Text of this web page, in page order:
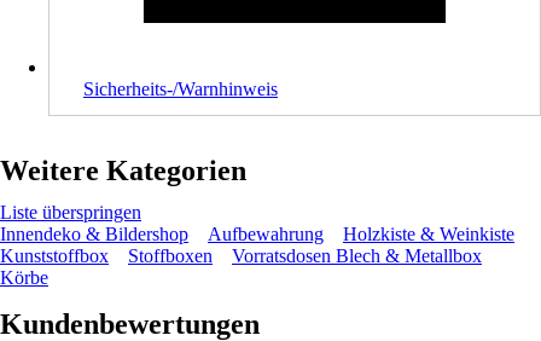
Sicherheits-/Warnhinweis
Weitere Kategorien
Liste überspringen
Innendeko & Bildershop
Aufbewahrung
Holzkiste & Weinkiste
Kunststoffbox
Stoffboxen
Vorratsdosen Blech & Metallbox
Körbe
Kundenbewertungen